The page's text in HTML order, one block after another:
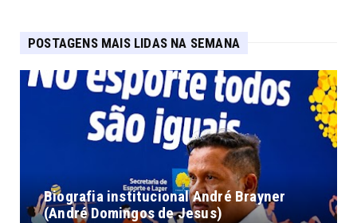
POSTAGENS MAIS LIDAS NA SEMANA
Biografia institucional André Brayner
(André Domingos de Jesus)